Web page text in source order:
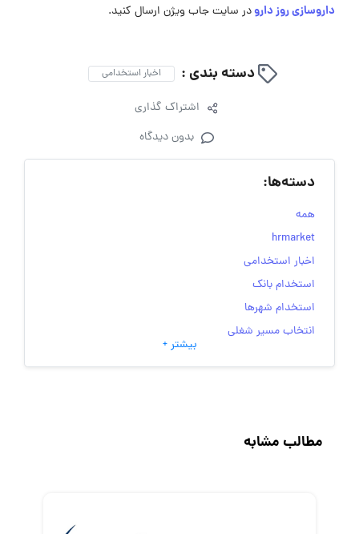
داروسازی روز دارودر سایت جاب ویژن ارسال کنید.
دسته بندی : اخبار استخدامی
اشتراک گذاری
بدون دیدگاه
دسته‌ها:
همه
hrmarket
اخبار استخدامی
استخدام بانک
استخدام شهرها
انتخاب مسیر شغلی
به‌روزرسانی‌های سایت (کارجویی)
رزومه
بیشتر +
مطالب مشابه